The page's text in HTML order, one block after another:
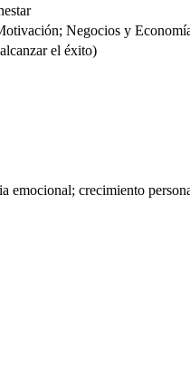
Negocios y
el éxito)
emocional; crecimiento